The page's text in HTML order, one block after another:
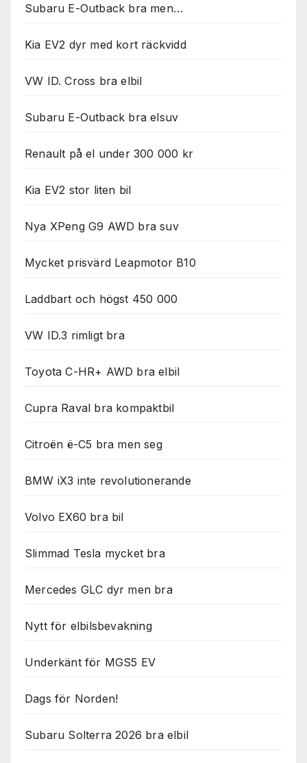
Subaru E-Outback bra men…
Kia EV2 dyr med kort räckvidd
VW ID. Cross bra elbil
Subaru E-Outback bra elsuv
Renault på el under 300 000 kr
Kia EV2 stor liten bil
Nya XPeng G9 AWD bra suv
Mycket prisvärd Leapmotor B10
Laddbart och högst 450 000
VW ID.3 rimligt bra
Toyota C-HR+ AWD bra elbil
Cupra Raval bra kompaktbil
Citroën ë-C5 bra men seg
BMW iX3 inte revolutionerande
Volvo EX60 bra bil
Slimmad Tesla mycket bra
Mercedes GLC dyr men bra
Nytt för elbilsbevakning
Underkänt för MGS5 EV
Dags för Norden!
Subaru Solterra 2026 bra elbil